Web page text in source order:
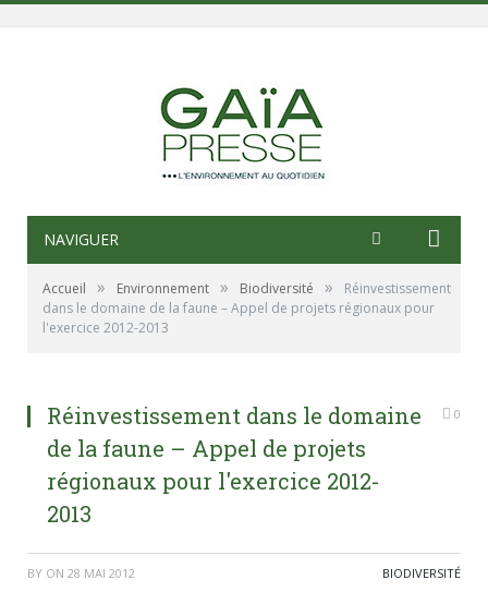
NAVIGUER
Accueil » Environnement » Biodiversité »
Réinvestissement
dans le domaine de la faune – Appel de projets régionaux pour
l'exercice 2012-2013
Réinvestissement dans le domaine
de la faune – Appel de projets
régionaux pour l'exercice 2012-
2013
0
BY ON 28 MAI 2012 BIODIVERSITÉ